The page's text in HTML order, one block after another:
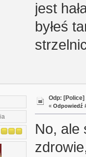
jest
byłeś
Odp: [Police]
« Odpowiedź
No, ale